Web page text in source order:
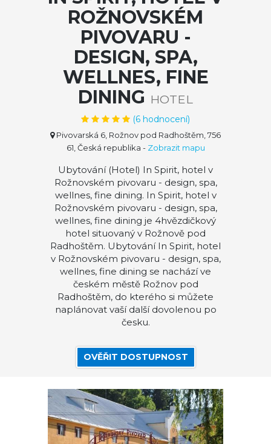
ROŽNOVSKÉM
PIVOVARU -
DESIGN, SPA,
WELLNES, FINE
DINING HOTEL
(6 hodnocení)
Pivovarská 6, Rožnov pod Radhoštěm, 756
61, Česká republika - Zobrazit mapu
Ubytování (Hotel) In Spirit, hotel v
Rožnovském pivovaru - design, spa,
wellnes, fine dining. In Spirit, hotel v
Rožnovském pivovaru - design, spa,
wellnes, fine dining je 4hvězdičkový
hotel situovaný v Rožnově pod
Radhoštěm. Ubytování In Spirit, hotel
v Rožnovském pivovaru - design, spa,
wellnes, fine dining se nachází ve
českém městě Rožnov pod
Radhoštěm, do kterého si můžete
naplánovat vaší další dovolenou po
česku.
OVĚŘIT DOSTUPNOST